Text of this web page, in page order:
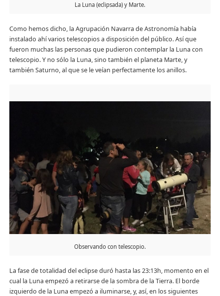
La Luna (eclipsada) y Marte.
Como hemos dicho, la Agrupación Navarra de Astronomía había
instalado ahí varios telescopios a disposición del público. Así que
fueron muchas las personas que pudieron contemplar la Luna con
telescopio. Y no sólo la Luna, sino también el planeta Marte, y
también Saturno, al que se le veían perfectamente los anillos.
Observando con telescopio.
La fase de totalidad del eclipse duró hasta las 23:13h, momento en el
cual la Luna empezó a retirarse de la sombra de la Tierra. El borde
izquierdo de la Luna empezó a iluminarse, y, así, en los siguientes